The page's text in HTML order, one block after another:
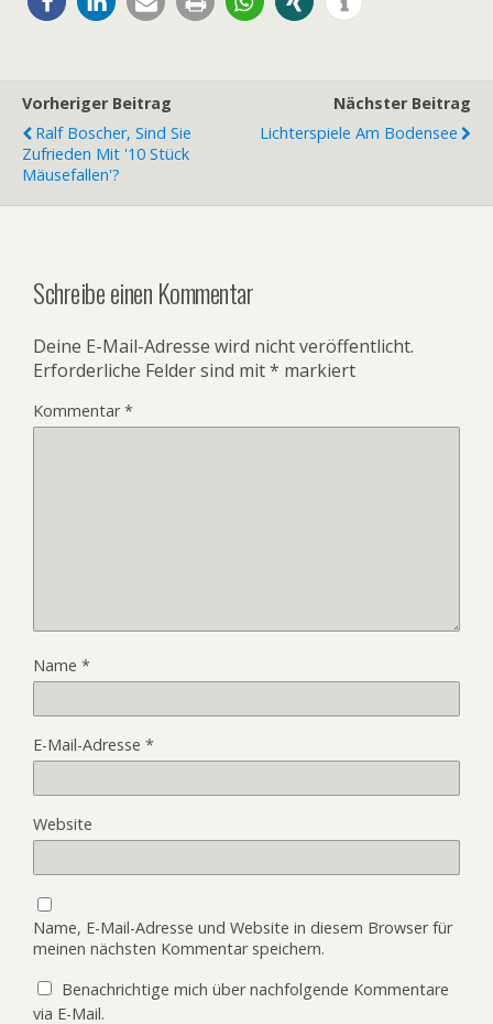
Vorheriger Beitrag
Ralf Boscher, Sind Sie
Zufrieden Mit '10 Stück
Mäusefallen'?
Nächster Beitrag
Lichterspiele Am Bodensee
Schreibe einen Kommentar
Deine E-Mail-Adresse wird nicht veröffentlicht.
Erforderliche Felder sind mit* markiert
Kommentar*
Name *
E-Mail-Adresse *
Website
Name, E-Mail-Adresse und Website in diesem Browser für
meinen nächsten Kommentar speichern.
Benachrichtige mich über nachfolgende Kommentare
via E-Mail.